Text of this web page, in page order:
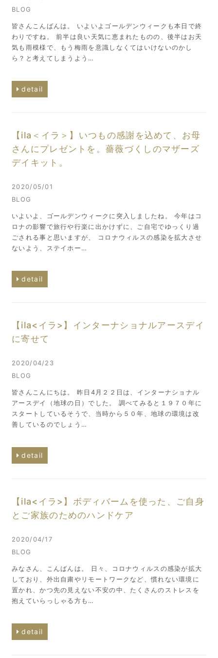
BLOG
皆さんこんばんは。 いよいよゴールデンウィークも本日で終
わりですね。 前半は良い天気に恵まれたものの、後半はお天
気も雨模様で、もう梅雨を意識しなくてはいけないのかし
ら？と考えてしまうよう…
detail
【ila＜イラ＞】いつもの感謝を込めて、お母
さんにプレゼントを。薔薇づくしのマザーズ
デイキット。
2020/05/01
BLOG
いよいよ、ゴールデンウィークに突入しましたね。 今年はコ
ロナの影響で旅行や行楽に出かけずに、ご自宅でゆっくり過
ごされる事と思いますが、 コロナウィルスの感染を拡大させ
ないよう、ステイホー…
detail
【ila<イラ>】インターナショナルアースデイ
に寄せて
2020/04/23
BLOG
皆さんこんにちは。 昨日4月２２日は、インターナショナル
アースデイ（地球の日）でした。 調べてみると１９７０年に
スタートしているそうで、当時から５０年、地球の環境は改
善しているのでしょう…
detail
【ila<イラ>】ボディバームを使った、ご自身
とご家族のためのハンドケア
2020/04/17
BLOG
みなさん、こんばんは。 日々、コロナウィルスの感染が拡大
しており、外出自粛やリモートワークなど、慣れない環境に
置かれ、かつ先の見えない不安の中、たくさんのストレスを
抱えていらっしゃる方も…
detail